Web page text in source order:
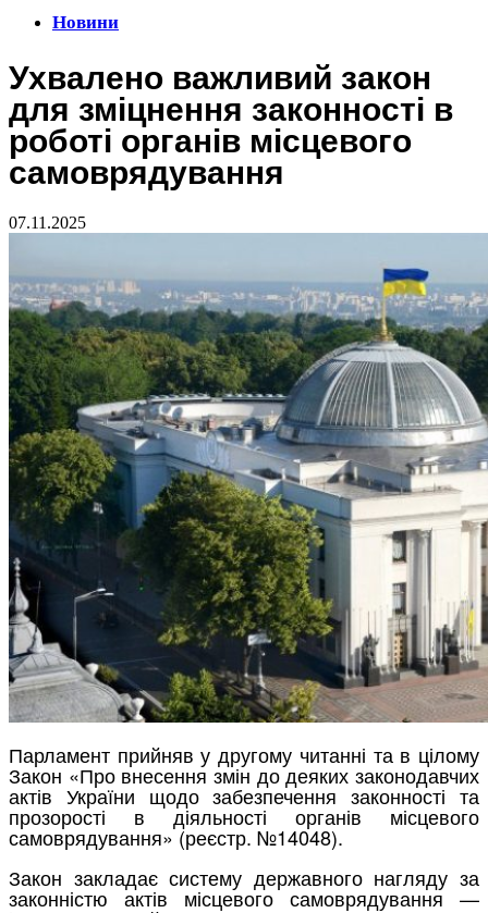
Новини
Ухвалено важливий закон
для зміцнення законності в
роботі органів місцевого
самоврядування
07.11.2025
Парламент прийняв у другому читанні та в цілому
Закон «Про внесення змін до деяких законодавчих
актів України щодо забезпечення законності та
прозорості в діяльності органів місцевого
самоврядування» (реєстр. №14048).
Закон закладає систему державного нагляду за
законністю актів місцевого самоврядування —